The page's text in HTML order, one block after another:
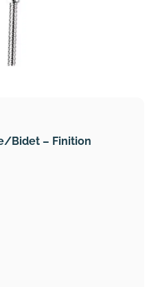
Bidet – Finition